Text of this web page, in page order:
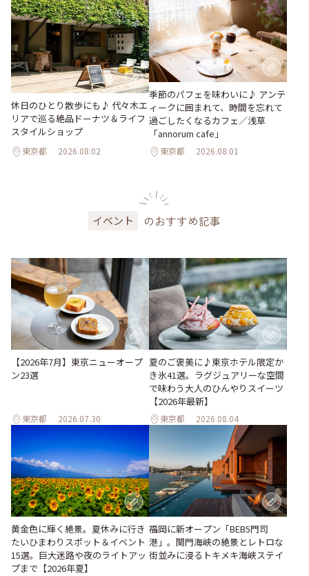
休日のひとり散歩にも♪ 代々木エ
リアで巡る絶品ドーナツ＆ライフ
スタイルショップ
東京都 2026.08.02
季節のパフェを味わいに♪ アンテ
ィークに囲まれて、時間を忘れて
過ごしたくなるカフェ／浅草
「annorum cafe」
東京都 2026.08.01
イベント のおすすめ記事
【2026年7月】東京ニューオープ
ン23選
東京都 2026.07.30
夏のご褒美に♪東京ホテル限定か
き氷41選。ラグジュアリーな空間
で味わう大人のひんやりスイーツ
【2026年最新】
東京都 2026.08.04
黄金色に輝く絶景。夏休みに行き
たいひまわりスポット＆イベント
15選。巨大迷路や夜のライトアッ
プまで【2026年夏】
福岡に新オープン「BEB5門司
港」。関門海峡の絶景とレトロな
街並みに浸るトキメキ海峡ステイ